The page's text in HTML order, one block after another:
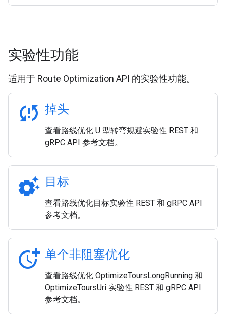
实验性功能
适用于 Route Optimization API 的实验性功能。
sync_problem 掉头
查看路线优化 U 型转弯规避实验性 REST 和
gRPC API 参考文档。
settings_suggest 目标
查看路线优化目标实验性 REST 和 gRPC API
参考文档。
more_time 单个非阻塞优化
查看路线优化 OptimizeToursLongRunning 和
OptimizeToursUri 实验性 REST 和 gRPC API
参考文档。